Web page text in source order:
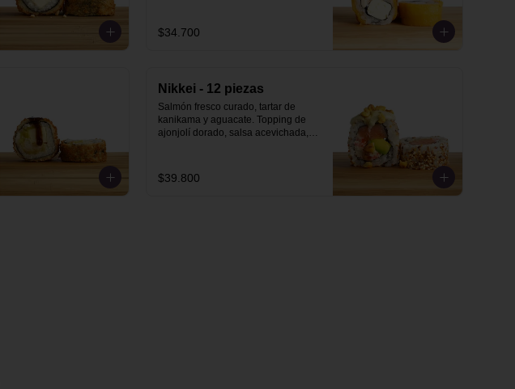
$34.700
Nikkei - 12 piezas
Salmón fresco curado, tartar de
kanikama y aguacate. Topping de
ajonjolí dorado, salsa acevichada,
$39.800